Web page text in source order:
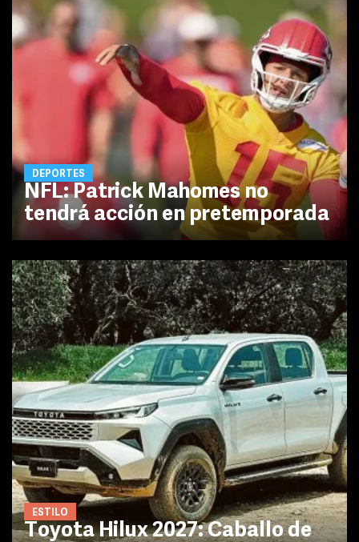
DEPORTES
NFL: Patrick Mahomes no
tendrá acción en pretemporada
ESTILO
Toyota Hilux 2027: Caballo de